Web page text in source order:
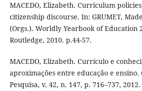
MACEDO, Elizabeth. Curriculum
citizenship discourse. In: GRUMET,
(Orgs.). Worldly Yearbook of Education
Routledge, 2010. p.44-57.
MACEDO, Elizabeth. Currículo e
aproximações entre educação e ensino.
Pesquisa, v. 42, n. 147, p. 716–737,